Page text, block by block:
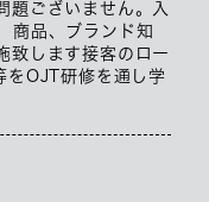
題ございません。入
商品、ブランド知
致します接客のロー
をOJT研修を通し学